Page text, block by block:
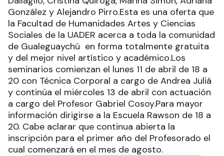
González y Alejandro Pirro.Esta es una oferta que
la Facultad de Humanidades Artes y Ciencias
Sociales de la UADER acerca a toda la comunidad
de Gualeguaychú en forma totalmente gratuita
y del mejor nivel artístico y académico.Los
seminarios comienzan el lunes 11 de abril de 18 a
20 con Técnica Corporal a cargo de Andrea Juliá
y continúa el miércoles 13 de abril con actuación
a cargo del Profesor Gabriel Cosoy.Para mayor
información dirigirse a la Escuela Rawson de 18 a
20. Cabe aclarar que continua abierta la
inscripción para el primer año del Profesorado el
cual comenzará en el mes de agosto.